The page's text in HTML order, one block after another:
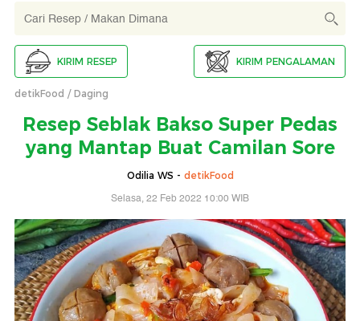
KIRIM RESEP KIRIM PENGALAMAN
detikFood Daging
Resep Seblak Bakso Super Pedas
yang Mantap Buat Camilan Sore
Odilia WS - detikFood
Selasa, 22 Feb 2022 10:00 WIB